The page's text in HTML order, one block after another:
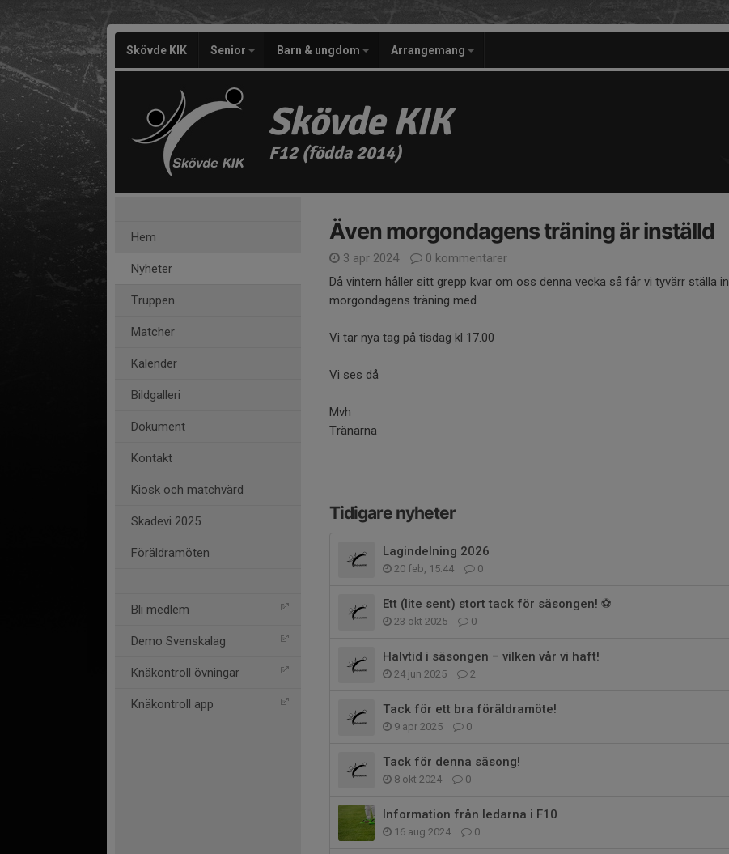
Skövde KIK Senior Barn & ungdom Arrangemang
Skövde KIK
F12 (födda 2014)
Hem
Nyheter
Truppen
Matcher
Kalender
Bildgalleri
Dokument
Kontakt
Kiosk och matchvärd
Skadevi 2025
Föräldramöten
Bli medlem
Demo Svenskalag
Knäkontroll övningar
Knäkontroll app
Även morgondagens träning är inställd
3 apr 2024
0 kommentarer
Då vintern håller sitt grepp kvar om oss denna vecka så får vi tyvärr ställa in
morgondagens träning med
Vi tar nya tag på tisdag kl 17.00
Vi ses då
Mvh
Tränarna
Tidigare nyheter
Lagindelning 2026
20 feb, 15:44 0
Ett (lite sent) stort tack för säsongen! ⚽️
23 okt 2025 0
Halvtid i säsongen – vilken vår vi haft!
24 jun 2025 2
Tack för ett bra föräldramöte!
9 apr 2025 0
Tack för denna säsong!
8 okt 2024 0
Information från ledarna i F10
16 aug 2024 0